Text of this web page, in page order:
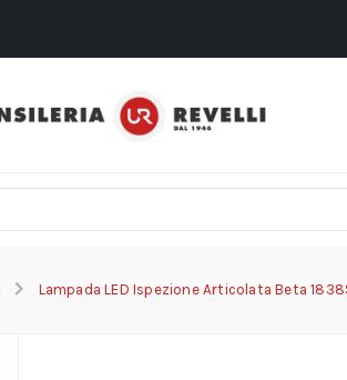
Lampada LED Ispezione Articolata Beta